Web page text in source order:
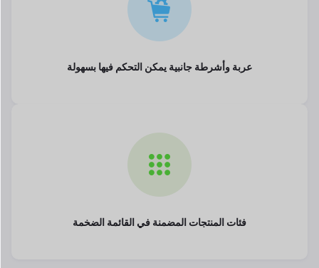
عربة وأشرطة جانبية يمكن التحكم فيها بسهولة
فئات المنتجات المضمنة في القائمة الضخمة